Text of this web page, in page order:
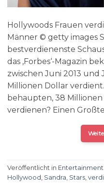
Hollywoods Frauen
Männer © getty images
bestverdienenste
das ‚Forbes‘-Magazin
zwischen Juni 2013 und
Millionen Dollar
behaupten, 38 Millionen
verdienen? Einen
Veröffentlicht in Entertainment
Hollywood Sandra Stars